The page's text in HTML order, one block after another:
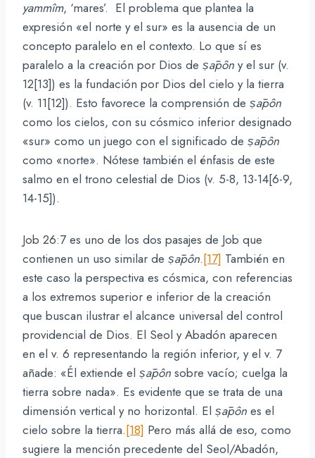
yammîm, ‘mares’. El problema que plantea la
expresión «el norte y el sur» es la ausencia de un
concepto paralelo en el contexto. Lo que sí es
paralelo a la creación por Dios de ṣāpôn y el sur (v.
12[13]) es la fundación por Dios del cielo y la tierra
(v. 11[12]). Esto favorece la comprensión de ṣāpôn
como los cielos, con su cósmico inferior designado
«sur» como un juego con el significado de ṣāpôn
como «norte». Nótese también el énfasis de este
salmo en el trono celestial de Dios (v. 5-8, 13-14[6-9,
14-15]).
Job 26:7 es uno de los dos pasajes de Job que
contienen un uso similar de ṣāpôn.[17] También en
este caso la perspectiva es cósmica, con referencias
a los extremos superior e inferior de la creación
que buscan ilustrar el alcance universal del control
providencial de Dios. El Seol y Abadón aparecen
en el v. 6 representando la región inferior, y el v. 7
añade: «Él extiende el ṣāpôn sobre vacío; cuelga la
tierra sobre nada». Es evidente que se trata de una
dimensión vertical y no horizontal. El ṣāpôn es el
cielo sobre la tierra.[18] Pero más allá de eso, como
sugiere la mención precedente del Seol/Abadón,